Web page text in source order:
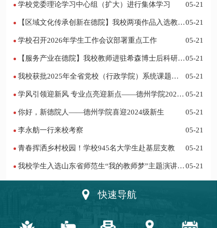
学校党委理论学习中心组（扩大）进行集体学习 05-21
05-21
学校召开2026年学生工作会议部署重点工作 05-21
05-21
我校获批2025年全省党校（行政学院）系统课题立
05-21
学风引领迎新风 专业点亮迎新点——德州学院2024
05-21
你好，新德院人——德州学院喜迎2024级新生 05-21
李永舫一行来校考察 05-21
青春挥洒乡村校园！学校945名大学生赴基层支教 05-21
我校学生入选山东省师范生“我的教师梦”主题演讲活
05-21
快速导航